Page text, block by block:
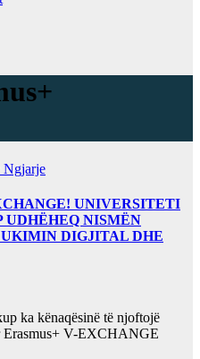
Ngjarje
UNIVERSITETI
UDHËHEQ NISMËN
DIGJITAL DHE
ka kënaqësinë të njoftojë
V-EXCHANGE